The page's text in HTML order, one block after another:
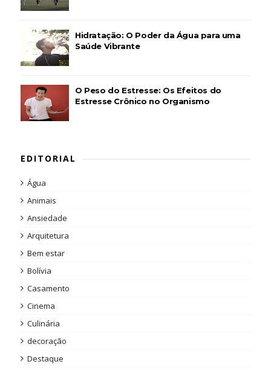
Hidratação: O Poder da Água para uma
Saúde Vibrante
O Peso do Estresse: Os Efeitos do
Estresse Crônico no Organismo
EDITORIAL
Água
Animais
Ansiedade
Arquitetura
Bem estar
Bolívia
Casamento
Cinema
Culinária
decoração
Destaque